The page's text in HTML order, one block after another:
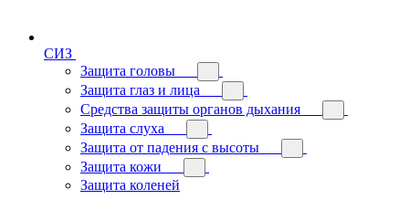
СИЗ
Защита головы
Защита глаз и лица
Средства защиты органов дыхания
Защита слуха
Защита от падения с высоты
Защита кожи
Защита коленей